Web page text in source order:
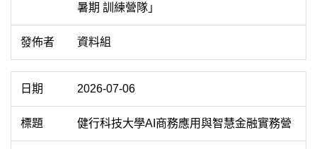
暑期 訓練營隊」
資料組
2026-07-06
健行科技大學AI商務應用與智慧金融實務營